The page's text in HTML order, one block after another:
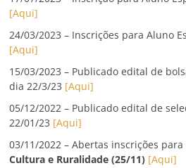
[Aqui]
24/03/2023 – Inscrições para Aluno
[Aqui]
15/03/2023 – Publicado edital de
dia 22/3/23 [Aqui]
05/12/2022 – Publicado edital de
22/01/23 [Aqui]
03/11/2022 – Abertas inscrições para
Cultura e Ruralidade (25/11) [Aqui]